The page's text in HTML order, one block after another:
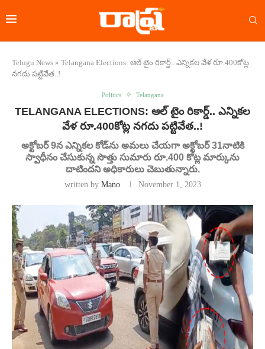
Telugu News » Telangana Elections: ఆల్ టైం రికార్డ్.. ఎన్నికల వేళ రూ.400కోట్ల
నగదు పట్టివేత..!
Politics Telangana
TELANGANA ELECTIONS: ఆల్ టైం రికార్డ్.. ఎన్నికల
వేళ రూ.400కోట్ల నగదు పట్టివేత..!
అక్టోబర్ 9న ఎన్నికల కోడ్‌ను అమలు చేయగా అక్టోబర్ 31నాటికి
స్వాధీనం చేసుకున్న సొత్తు సుమారు రూ.400 కోట్ల మార్కును
దాటిందని అధికారులు చెబుతున్నారు.
written by Mano November 1, 2023